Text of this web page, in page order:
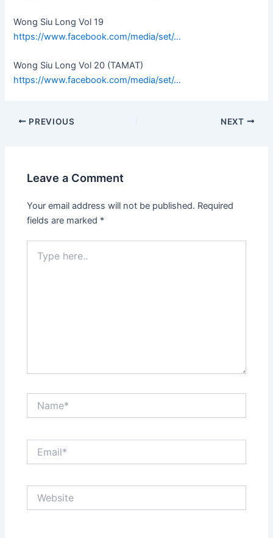
Wong Siu Long Vol 19
https://www.facebook.com/media/set/…
Wong Siu Long Vol 20 (TAMAT)
https://www.facebook.com/media/set/…
PREVIOUS NEXT
Leave a Comment
Your email address will not be published. Required
fields are marked *
here..